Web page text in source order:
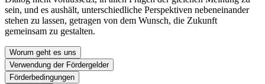
sein, und es aushält, unterschiedliche Perspektiven nebeneinander
stehen zu lassen, getragen von dem Wunsch, die Zukunft
gemeinsam zu gestalten.
Worum geht es uns
Verwendung der Fördergelder
Förderbedingungen